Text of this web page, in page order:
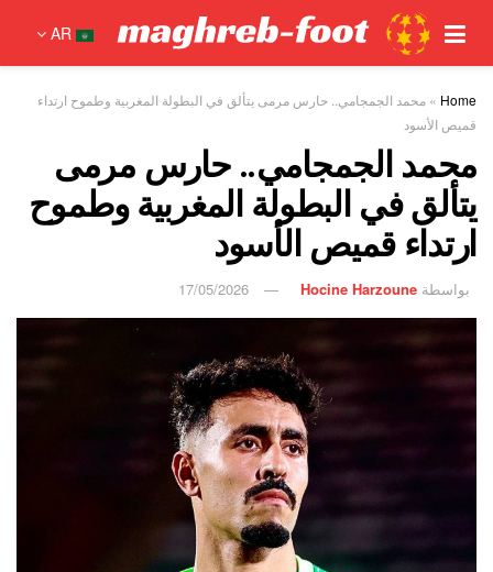
AR
Home
» محمد الجمجامي.. حارس مرمى يتألق في البطولة المغربية وطموح ارتداء
قميص الأسود
محمد الجمجامي.. حارس مرمى
يتألق في البطولة المغربية وطموح
ارتداء قميص الأسود
بواسطة Hocine Harzoune
17/05/2026